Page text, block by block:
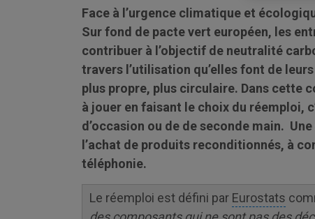
Face à l’urgence climatique et
Sur fond de pacte vert européen, les
contribuer à l’objectif de neutralité
travers l’utilisation qu’elles font de
plus propre, plus circulaire. Dans cette
à jouer en faisant le choix du réemploi,
d’occasion ou de de seconde main.
l’achat de produits reconditionnés, à
téléphonie.
Le réemploi est défini par Eurostats